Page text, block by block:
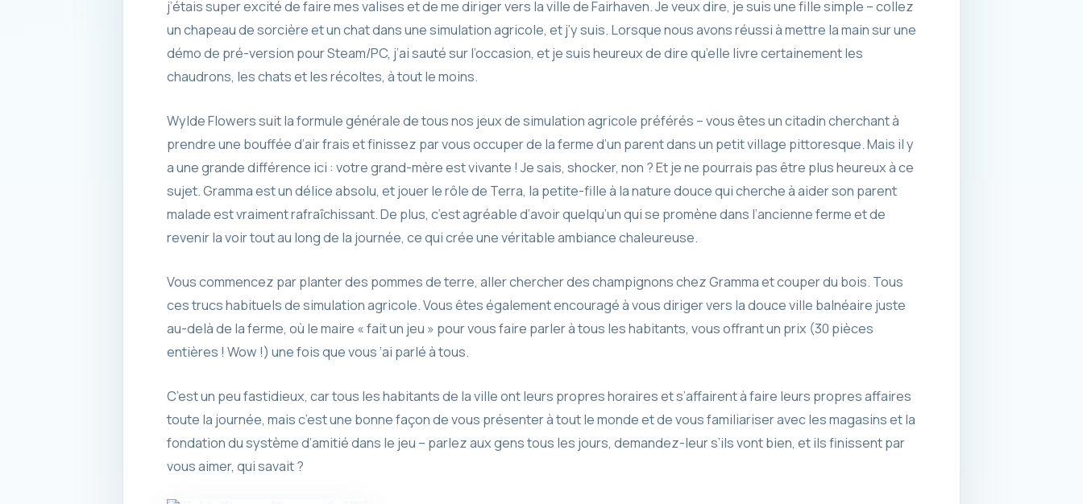
j’étais super excité de faire mes valises et de me diriger vers la ville de Fairhaven. Je veux dire, je suis une fille simple – collez
un chapeau de sorcière et un chat dans une simulation agricole, et j’y suis. Lorsque nous avons réussi à mettre la main sur une
démo de pré-version pour Steam/PC, j’ai sauté sur l’occasion, et je suis heureux de dire qu’elle livre certainement les
chaudrons, les chats et les récoltes, à tout le moins.
Wylde Flowers suit la formule générale de tous nos jeux de simulation agricole préférés – vous êtes un citadin cherchant à
prendre une bouffée d’air frais et finissez par vous occuper de la ferme d’un parent dans un petit village pittoresque. Mais il y
a une grande différence ici : votre grand-mère est vivante ! Je sais, shocker, non ? Et je ne pourrais pas être plus heureux à ce
sujet. Gramma est un délice absolu, et jouer le rôle de Terra, la petite-fille à la nature douce qui cherche à aider son parent
malade est vraiment rafraîchissant. De plus, c’est agréable d’avoir quelqu’un qui se promène dans l’ancienne ferme et de
revenir la voir tout au long de la journée, ce qui crée une véritable ambiance chaleureuse.
Vous commencez par planter des pommes de terre, aller chercher des champignons chez Gramma et couper du bois. Tous
ces trucs habituels de simulation agricole. Vous êtes également encouragé à vous diriger vers la douce ville balnéaire juste
au-delà de la ferme, où le maire « fait un jeu » pour vous faire parler à tous les habitants, vous offrant un prix (30 pièces
entières ! Wow !) une fois que vous ‘ai parlé à tous.
C’est un peu fastidieux, car tous les habitants de la ville ont leurs propres horaires et s’affairent à faire leurs propres affaires
toute la journée, mais c’est une bonne façon de vous présenter à tout le monde et de vous familiariser avec les magasins et la
fondation du système d’amitié dans le jeu – parlez aux gens tous les jours, demandez-leur s’ils vont bien, et ils finissent par
vous aimer, qui savait ?